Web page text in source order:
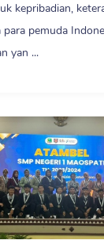
kepribadian,
pemuda
yan ...